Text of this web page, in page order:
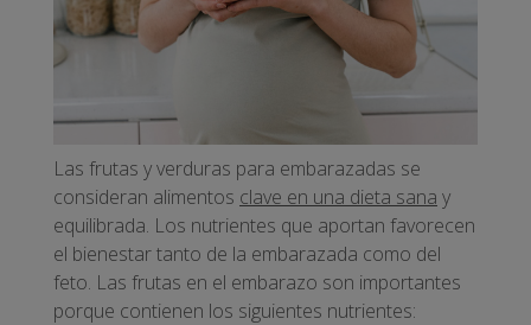
Las frutas y verduras para embarazadas se
consideran alimentos clave en una dieta sana y
equilibrada. Los nutrientes que aportan favorecen
el bienestar tanto de la embarazada como del
feto. Las frutas en el embarazo son importantes
porque contienen los siguientes nutrientes: